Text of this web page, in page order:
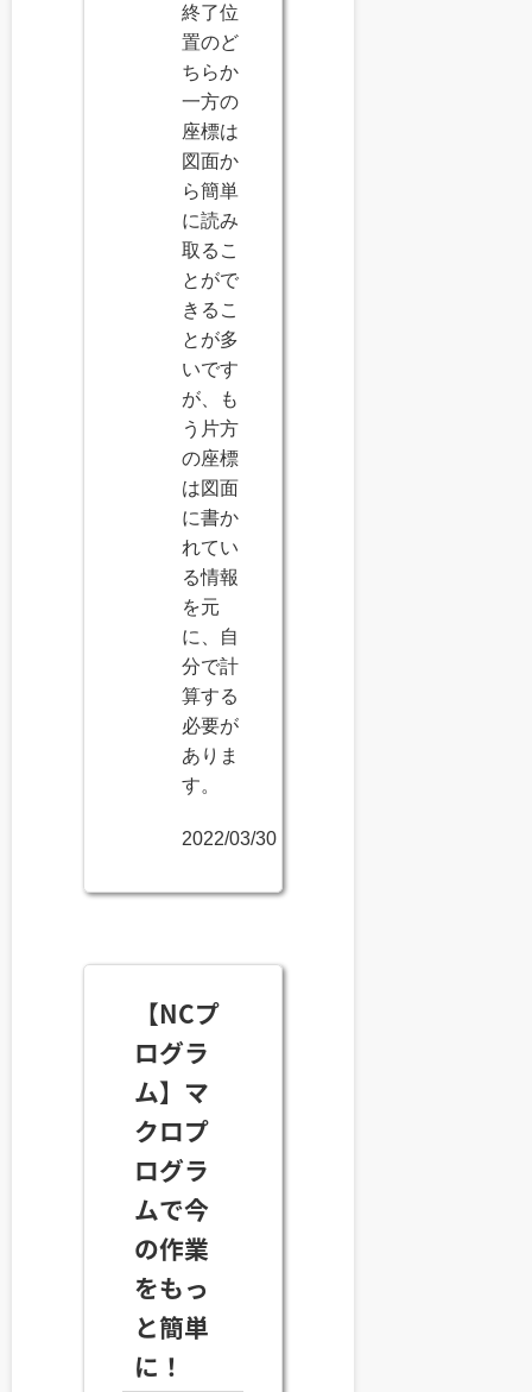
終了位
置のど
ちらか
一方の
座標は
図面か
ら簡単
に読み
取るこ
とがで
きるこ
とが多
いです
が、も
う片方
の座標
は図面
に書か
れてい
る情報
を元
に、自
分で計
算する
必要が
ありま
す。
2022/03/30
【NCプ
ログラ
ム】マ
クロプ
ログラ
ムで今
の作業
をもっ
と簡単
に！